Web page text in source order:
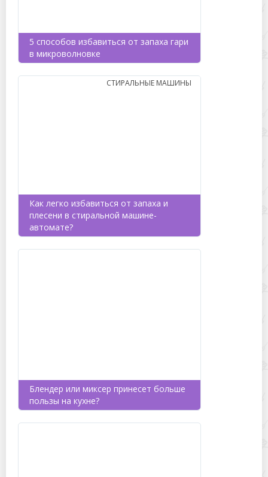
5 способов избавиться от запаха гари
в микроволновке
Как легко избавиться от запаха и
плесени в стиральной машине-
автомате?
СТИРАЛЬНЫЕ МАШИНЫ
Блендер или миксер принесет больше
пользы на кухне?